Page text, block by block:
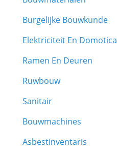
Burgelijke Bouwkunde
Elektriciteit En Domotica
Ramen En Deuren
Ruwbouw
Sanitair
Bouwmachines
Asbestinventaris